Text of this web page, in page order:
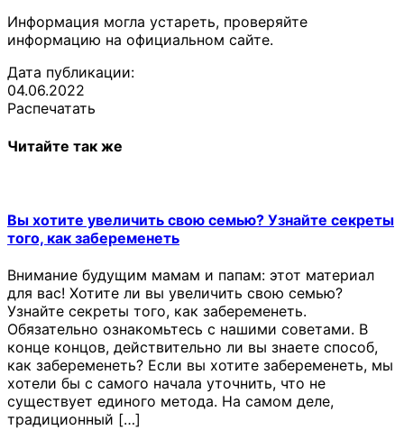
Информация могла устареть, проверяйте
информацию на официальном сайте.
Дата публикации:
04.06.2022
Распечатать
Читайте так же
Вы хотите увеличить свою семью? Узнайте секреты
того, как забеременеть
Внимание будущим мамам и папам: этот материал
для вас! Хотите ли вы увеличить свою семью?
Узнайте секреты того, как забеременеть.
Обязательно ознакомьтесь с нашими советами. В
конце концов, действительно ли вы знаете способ,
как забеременеть? Если вы хотите забеременеть, мы
хотели бы с самого начала уточнить, что не
существует единого метода. На самом деле,
традиционный […]